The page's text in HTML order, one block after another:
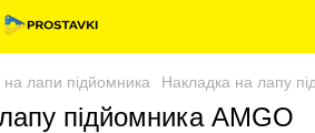
на лапи підйомника Накладка на лапу
підйомника AMGO